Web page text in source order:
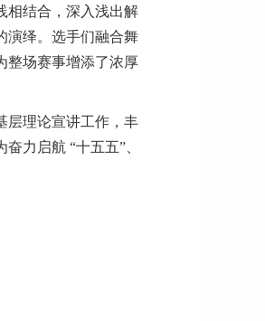
相结合，深入浅出解
演绎。选手们融合舞
整场赛事增添了浓厚
层理论宣讲工作，丰
力启航 “十五五”、